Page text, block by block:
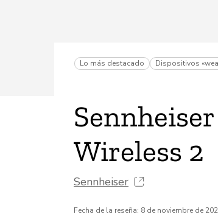
Lo más destacado Dispositivos
Wireless 2
Sennheiser
Fecha de la reseña: 8 de noviembre de